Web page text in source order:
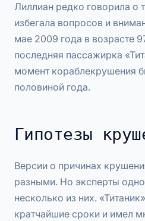
Лиллиан редко говорила о
избегала вопросов и
мае 2009 года в возрасте
последняя пассажирка
момент кораблекрушения
половиной года.
Гипотезы
Версии о причинах
разными. Но эксперты
несколько из них.
кратчайшие сроки и имел